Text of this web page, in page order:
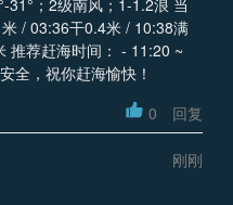
31°；2级南风；1-1.2浪 当
/ 03:36干0.4米 / 10:38满
推荐赶海时间： - 11:20 ~
全，祝你赶海愉快！
0 回复
刚刚